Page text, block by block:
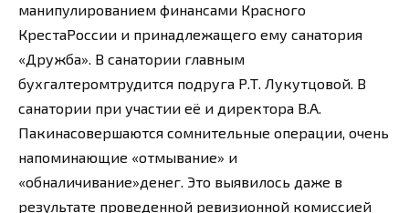
манипулированием финансами Красного
КрестаРоссии и принадлежащего ему санатория
«Дружба». В санатории главным
бухгалтеромтрудится подруга Р.Т. Лукутцовой. В
санатории при участии её и директора В.А.
Пакинасовершаются сомнительные операции, очень
напоминающие «отмывание» и
«обналичивание»денег. Это выявилось даже в
результате проведенной ревизионной комиссией